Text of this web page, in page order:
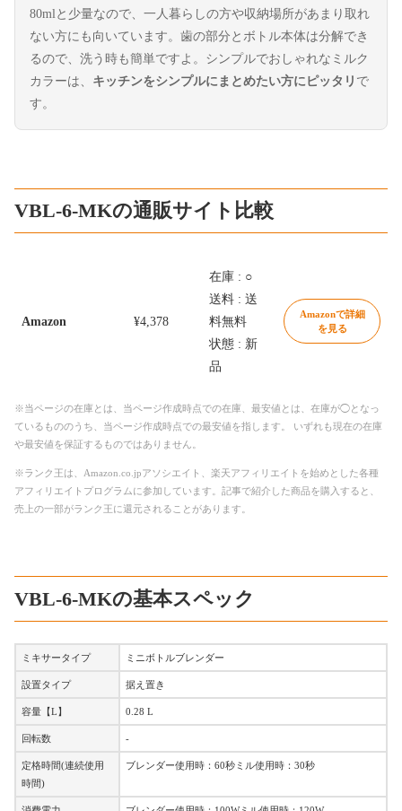
80mlと少量なので、一人暮らしの方や収納場所があまり取れ
ない方にも向いています。歯の部分とボトル本体は分解でき
るので、洗う時も簡単ですよ。シンプルでおしゃれなミルク
カラーは、 キッチンをシンプルにまとめたい方にピッタリ で
す。
VBL-6-MKの通販サイト比較
Amazon ¥4,378
在庫 : ○
送料 : 送
料無料
状態 : 新
品
Amazonで詳細
を見る
※当ページの在庫とは、当ページ作成時点での在庫、最安値とは、在庫が◯となっ
ているもののうち、当ページ作成時点での最安値を指します。 いずれも現在の在庫
や最安値を保証するものではありません。
※ランク王は、Amazon.co.jpアソシエイト、楽天アフィリエイトを始めとした各種
アフィリエイトプログラムに参加しています。記事で紹介した商品を購入すると、
売上の一部がランク王に還元されることがあります。
VBL-6-MKの基本スペック
ミキサータイプ ミニボトルブレンダー
設置タイプ 据え置き
容量【L】 0.28 L
回転数 -
定格時間(連続使用
時間)
ブレンダー使用時：60秒ミル使用時：30秒